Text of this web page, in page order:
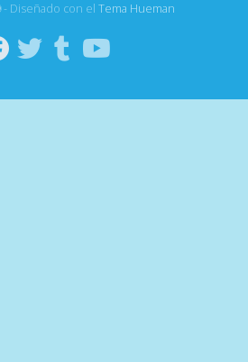
- Diseñado con elTema Hueman